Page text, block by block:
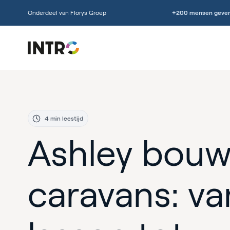
Onderdeel van Florys Groep +200 mensen
4 min leestijd
Ashley
caravans: